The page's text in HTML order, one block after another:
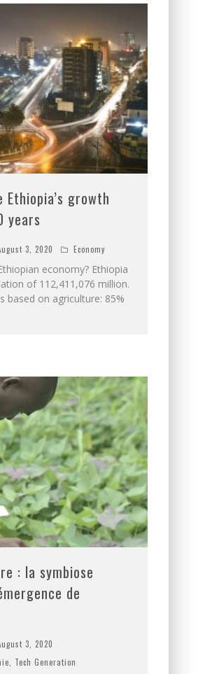
Ethiopia’s growth
years
3, 2020 Economy
economy? Ethiopia
of 112,411,076 million.
based on agriculture: 85%
: la symbiose
de
3, 2020
Tech Generation